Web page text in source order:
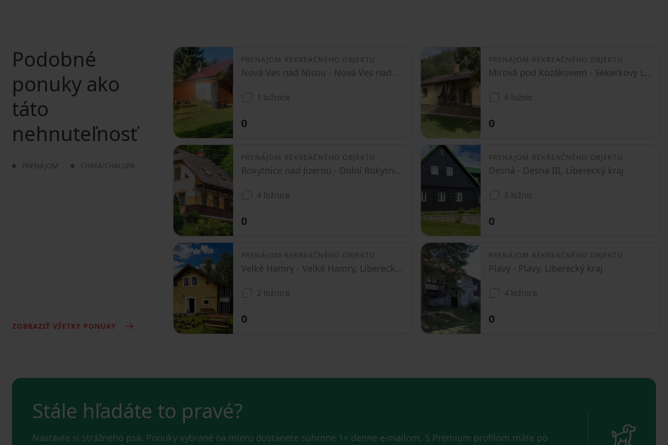
Podobné
ponuky ako
táto
nehnuteľnosť
PRENÁJOM CHATA/CHALUPA
ZOBRAZIŤ VŠETKY PONUKY
PRENÁJOM REKREAČNÉHO OBJEKTU
Nová Ves nad Nisou - Nová Ves nad Nisou, Liberecký kraj
1 ložnice
0
PRENÁJOM REKREAČNÉHO OBJEKTU
Mírová pod Kozákovem - Sekerkovy Loučky, Liberecký kraj
6 ložnic
0
PRENÁJOM REKREAČNÉHO OBJEKTU
Rokytnice nad Jizerou - Dolní Rokytnice, Liberecký kraj
4 ložnice
0
PRENÁJOM REKREAČNÉHO OBJEKTU
Desná - Desná III, Liberecký kraj
5 ložnic
0
PRENÁJOM REKREAČNÉHO OBJEKTU
Velké Hamry - Velké Hamry, Liberecký kraj
2 ložnice
0
PRENÁJOM REKREAČNÉHO OBJEKTU
Plavy - Plavy, Liberecký kraj
4 ložnice
0
Stále hľadáte to pravé?
Nastavte si strážneho psa. Ponuky vybrané na mieru dostanete súhrnne 1× denne e-mailom. S Premium profilom máte po